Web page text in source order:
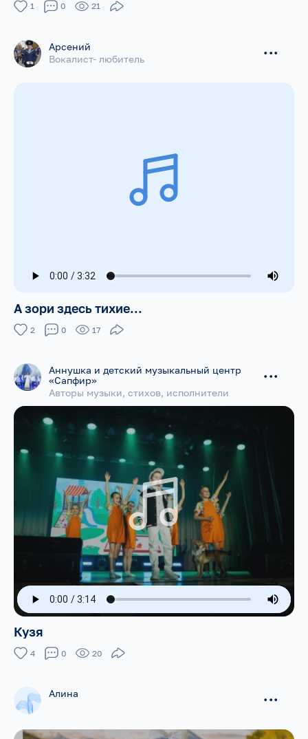
1 0 21
Арсений
Вокалист- любитель
...
А зори здесь тихие...
2 0 17
Аннушка и детский музыкальный центр
«Сапфир»
Авторы музыки, стихов, исполнители
...
Кузя
4 0 20
Алина ...